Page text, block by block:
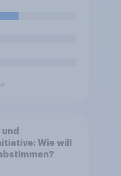
Wie will